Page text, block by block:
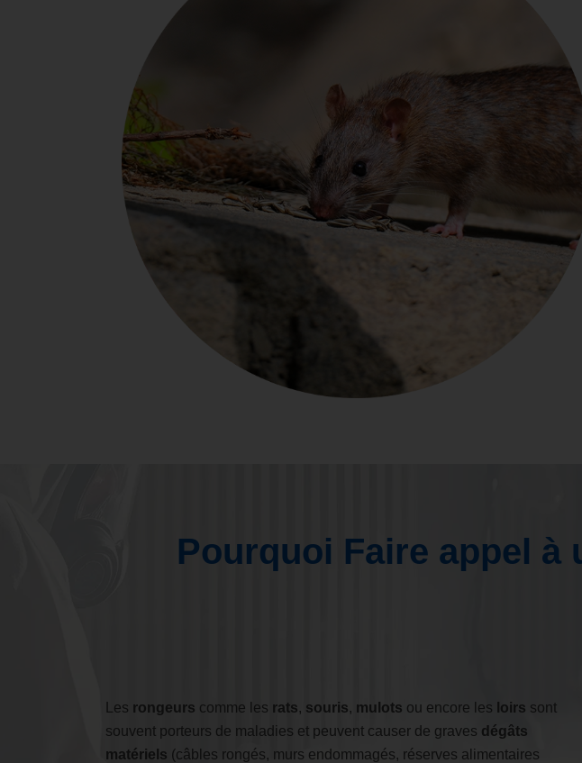
Pourquoi Faire appel à
Les rongeurs comme les rats, souris, mulots ou encore les loirs sont
souvent porteurs de maladies et peuvent causer de graves dégâts
matériels (câbles rongés, murs endommagés, réserves alimentaires